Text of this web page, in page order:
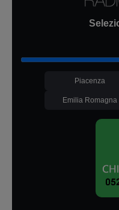
Piacenza
Emilia Romagna